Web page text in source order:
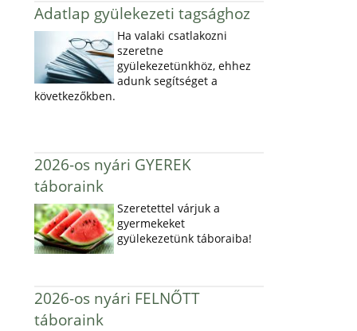
Adatlap gyülekezeti tagsághoz
Ha valaki csatlakozni
szeretne
gyülekezetünkhöz, ehhez
adunk segítséget a
következőkben.
2026-os nyári GYEREK
táboraink
Szeretettel várjuk a
gyermekeket
gyülekezetünk táboraiba!
2026-os nyári FELNŐTT
táboraink